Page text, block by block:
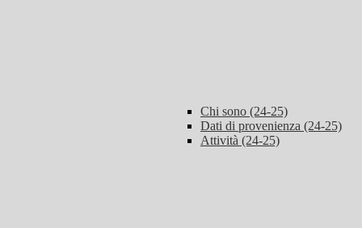
Chi sono (24-25)
Dati di provenienza (24-25)
Attività (24-25)